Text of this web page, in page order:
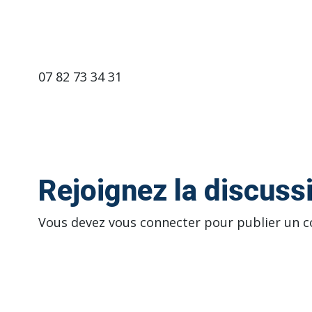
07 82 73 34 31
Rejoignez la
Vous devez vous connecter pour publier un